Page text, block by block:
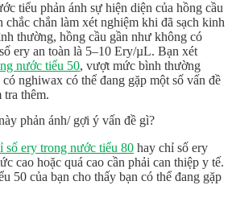
tiểu phản ánh sự hiện diện của hồng cầu
chắc chắn làm xét nghiệm khi đã sạch kinh
thường, hồng cầu gần như không có
ery an toàn là 5–10 Ery/µL. Bạn xét
nước tiểu 50, vượt mức bình thường
nghiwax có thể đang gặp một số vấn đề
tra thêm.
phản ánh/ gợi ý vấn đề gì?
số ery trong nước tiểu 80 hay chỉ số ery
cao hoặc quá cao cần phải can thiệp y tế.
50 của bạn cho thấy bạn có thể đang gặp